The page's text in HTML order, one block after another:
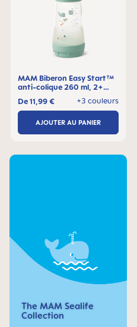
The MAM Sealife
Collection
MAM Biberon Easy Start™
anti-colique 260 ml, 2+
+3 couleurs
De11,99 €
AJOUTER AU PANIER